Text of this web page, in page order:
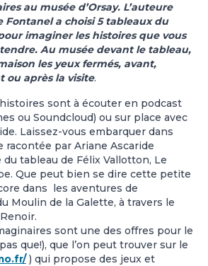
au musée d’Orsay. L’auteure
Fontanel a choisi 5 tableaux du
imaginer les histoires que vous
Au musée devant le tableau,
les yeux fermés, avant,
ou après la visite.
sont à écouter en podcast
ou Soundcloud) ou sur place avec
Laissez-vous embarquer dans
racontée par Ariane Ascaride
tableau de Félix Vallotton, Le
Que peut bien se dire cette petite
dans les aventures de
Moulin de la Galette, à travers le
sont une des offres pour le
que!), que l’on peut trouver sur le
) qui propose des jeux et